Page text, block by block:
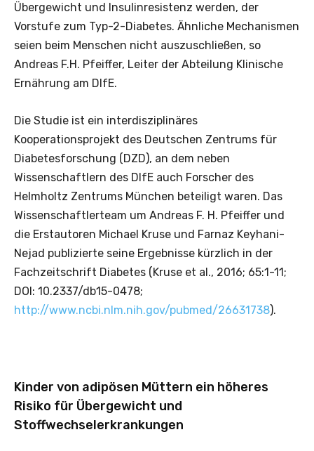
Übergewicht und Insulinresistenz werden, der
Vorstufe zum Typ-2-Diabetes. Ähnliche Mechanismen
seien beim Menschen nicht auszuschließen, so
Andreas F.H. Pfeiffer, Leiter der Abteilung Klinische
Ernährung am DIfE.
Die Studie ist ein interdisziplinäres
Kooperationsprojekt des Deutschen Zentrums für
Diabetesforschung (DZD), an dem neben
Wissenschaftlern des DIfE auch Forscher des
Helmholtz Zentrums München beteiligt waren. Das
Wissenschaftlerteam um Andreas F. H. Pfeiffer und
die Erstautoren Michael Kruse und Farnaz Keyhani-
Nejad publizierte seine Ergebnisse kürzlich in der
Fachzeitschrift Diabetes (Kruse et al., 2016; 65:1-11;
DOI: 10.2337/db15-0478;
http://www.ncbi.nlm.nih.gov/pubmed/26631738).
Kinder von adipösen Müttern ein höheres
Risiko für Übergewicht und
Stoffwechselerkrankungen